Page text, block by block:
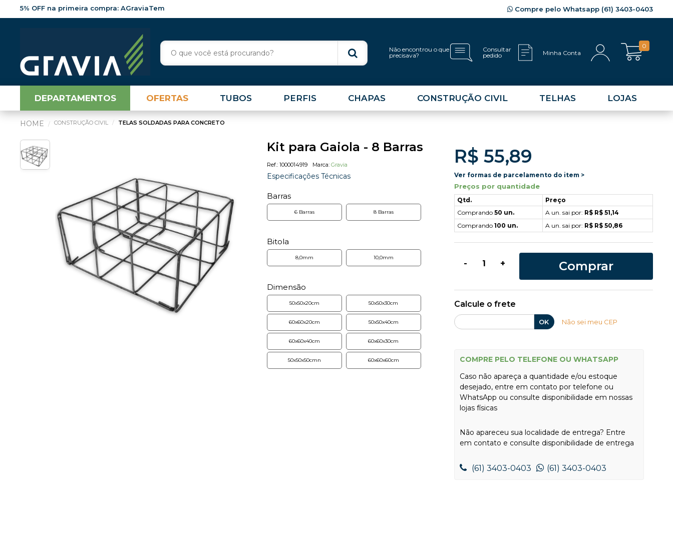
5% OFF na primeira compra: AGraviaTem Compre pelo Whatsapp (61) 3403-0403
0
Minha Conta
Consultar
pedido
Não encontrou o que
precisava?
DEPARTAMENTOS OFERTAS TUBOS PERFIS CHAPAS CONSTRUÇÃO CIVIL TELHAS LOJAS
CONSTRUÇÃO CIVIL TELAS SOLDADAS PARA CONCRETO
Kit para Gaiola - 8 Barras
1000014919 Gravia
Especificações Técnicas
Barras
6 Barras 8 Barras
Bitola
8,0mm 10,0mm
Dimensão
50x50x20cm 50x50x30cm
60x60x20cm 50x50x40cm
60x60x40cm 60x60x30cm
50x50x50cmn 60x60x60cm
R$ 55,89
Ver formas de parcelamento do item >
Preços por quantidade
Qtd.
Preço
Comprando 50 un. A un. sai por: R$ R$ 51,14
Comprando 100 un. A un. sai por: R$ R$ 50,86
- + Comprar
Calcule o frete
OK Não sei meu CEP
COMPRE PELO TELEFONE OU WHATSAPP
Caso não apareça a quantidade e/ou estoque
desejado, entre em contato por telefone ou
WhatsApp ou consulte disponibilidade em nossas
lojas físicas
Não apareceu sua localidade de entrega? Entre
em contato e consulte disponibilidade de entrega
(61) 3403-0403 (61) 3403-0403